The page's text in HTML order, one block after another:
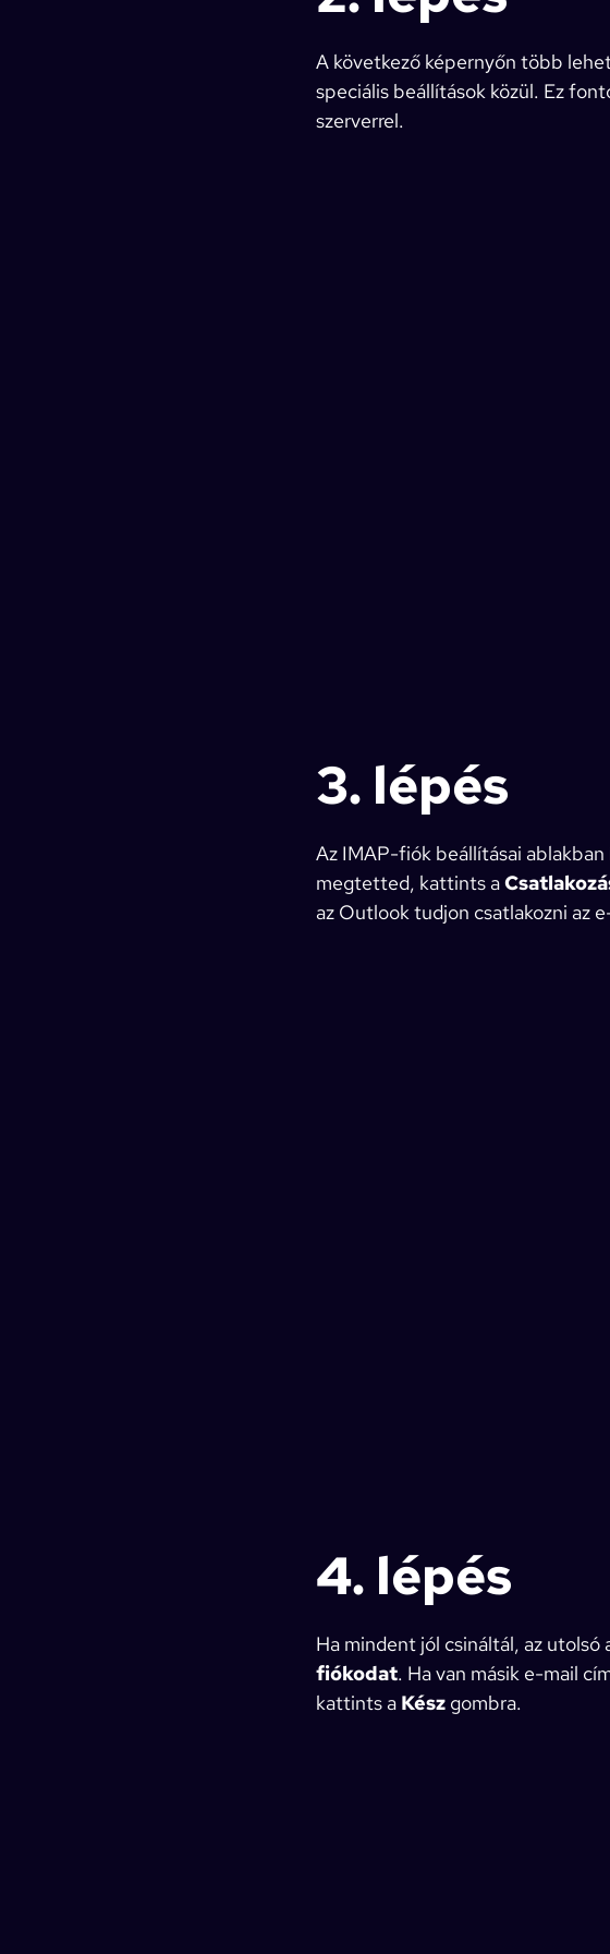
A következő képernyőn több
speciális beállítások közül. Ez
szerverrel.
3. lépés
Az IMAP-fiók beállításai ablakban
megtetted, kattints a
az Outlook tudjon csatlakozni az
4. lépés
Ha mindent jól csináltál, az
fiókodat. Ha van másik e-mail
kattints a Készgombra.